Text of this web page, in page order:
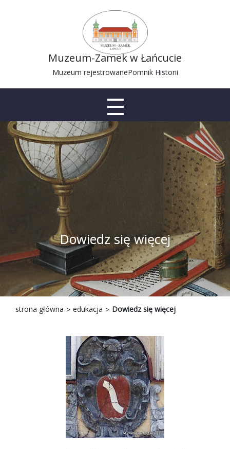
Muzeum-Zamek w Łańcucie
Muzeum rejestrowanePomnik Historii
Dowiedz się więcej
strona główna edukacja Dowiedz się więcej